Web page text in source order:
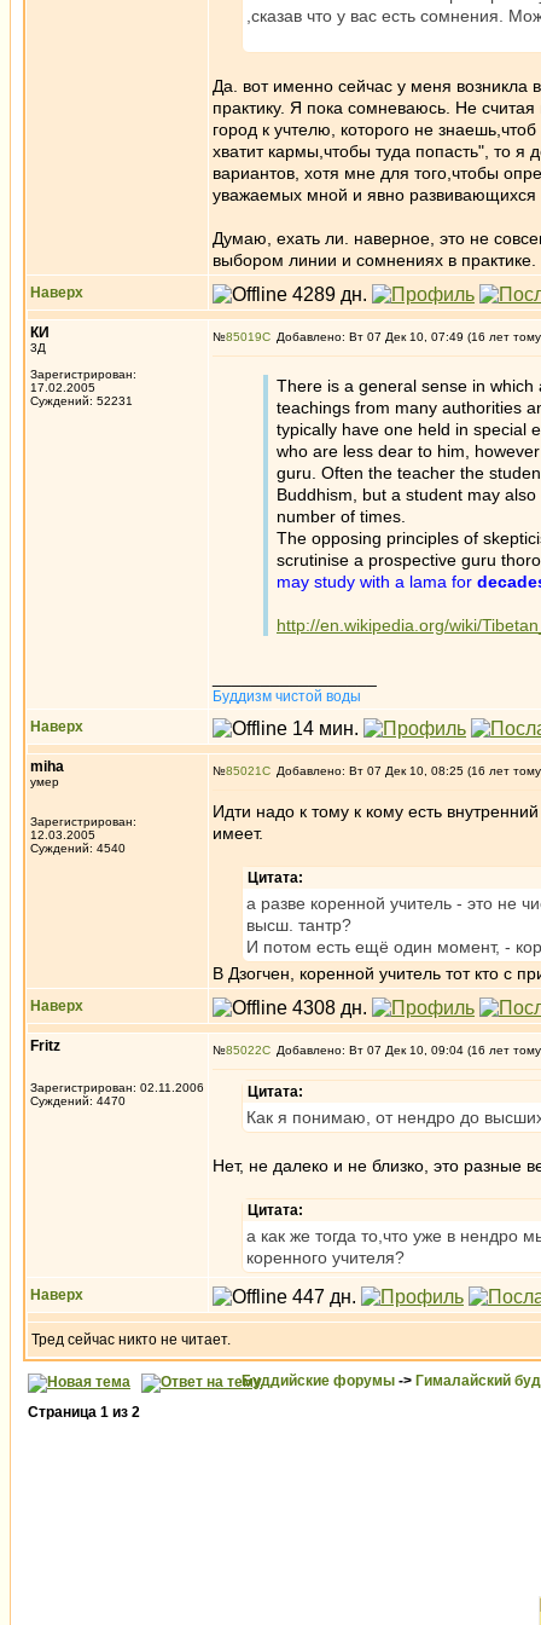
,сказав что у вас есть сомнения.
Да. вот именно сейчас у меня возникла
практику. Я пока сомневаюсь. Не
город к учтелю, которого не
хватит кармы,чтобы туда попасть", то я
вариантов, хотя мне для того,чтобы
уважаемых мной и явно развивающихся
Думаю, ехать ли. наверное, это не
выбором линии и сомнениях в практике.
Наверх
КИ
3Д
Зарегистрирован:
17.02.2005
Суждений: 52231
№85019 Добавлено: Вт 07 Дек 10, 07:49 (16 лет
There is a general sense in
teachings from many authorities
typically have one held in special
who are less dear to him,
guru. Often the teacher the
Buddhism, but a student may
number of times.
The opposing principles of
scrutinise a prospective guru
may study with a lama for
http://en.wikipedia.org/wiki/
Буддизм чистой воды
Наверх
miha
умер
Зарегистрирован:
12.03.2005
Суждений: 4540
№85021 Добавлено: Вт 07 Дек 10, 08:25 (16 лет
Идти надо к тому к кому есть
имеет.
Цитата:
а разве коренной учитель - это не
высш. тантр?
И потом есть ещё один момент, -
В Дзогчен, коренной учитель тот кто с
Наверх
Fritz
Зарегистрирован: 02.11.2006
Суждений: 4470
№85022 Добавлено: Вт 07 Дек 10, 09:04 (16 лет
Цитата:
Как я понимаю, от нендро до
Нет, не далеко и не близко, это разные
Цитата:
а как же тогда то,что уже в нендро
коренного учителя?
Наверх
Тред сейчас никто не читает.
Буддийские форумы -> Гималайский
Страница 1 из 2